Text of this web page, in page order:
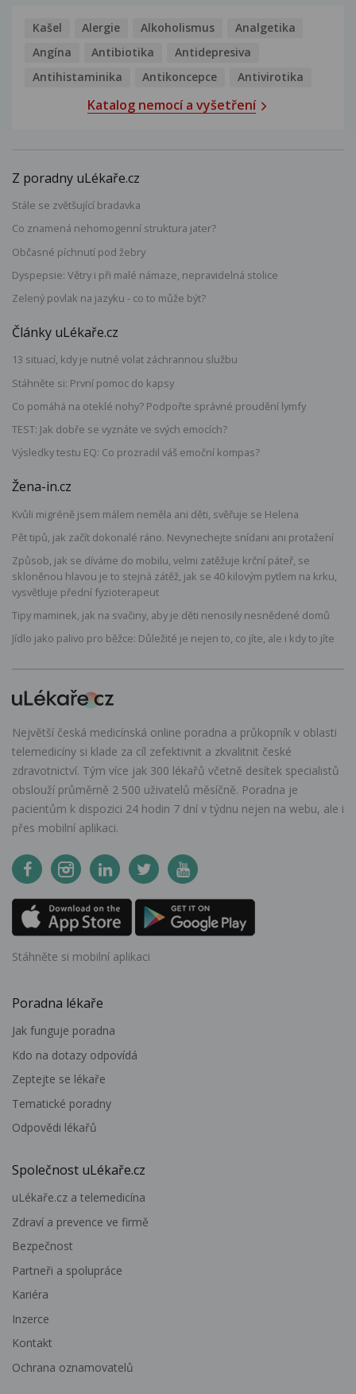
Kašel Alergie Alkoholismus
Analgetika
Angína
Antibiotika
Antidepresiva
Antihistaminika
Antikoncepce Antivirotika
Katalog nemocí a vyšetření
Z poradny uLékaře.cz
Stále se zvětšující bradavka
Co znamená nehomogenní struktura jater?
Občasné píchnutí pod žebry
Dyspepsie: Větry i při malé námaze, nepravidelná stolice
Zelený povlak na jazyku - co to může být?
Články uLékaře.cz
13 situací, kdy je nutné volat záchrannou službu
Stáhněte si: První pomoc do kapsy
Co pomáhá na oteklé nohy? Podpořte správné proudění lymfy
TEST: Jak dobře se vyznáte ve svých emocích?
Výsledky testu EQ: Co prozradil váš emoční kompas?
Žena-in.cz
Kvůli migréně jsem málem neměla ani děti, svěřuje se Helena
Pět tipů, jak začít dokonalé ráno. Nevynechejte snídani ani protažení
Způsob, jak se díváme do mobilu, velmi zatěžuje krční páteř, se
skloněnou hlavou je to stejná zátěž, jak se 40 kilovým pytlem na krku,
vysvětluje přední fyzioterapeut
Tipy maminek, jak na svačiny, aby je děti nenosily nesnědené domů
Jídlo jako palivo pro běžce: Důležité je nejen to, co jíte, ale i kdy to jíte
Největší česká medicínská online poradna a průkopník v oblasti
telemedicíny si klade za cíl zefektivnit a zkvalitnit české
zdravotnictví. Tým více jak 300 lékařů včetně desítek specialistů
obslouží průměrně 2 500 uživatelů měsíčně. Poradna je
pacientům k dispozici 24 hodin 7 dní v týdnu nejen na webu, ale i
přes mobilní aplikaci.
Stáhněte si mobilní aplikaci
Poradna lékaře
Jak funguje poradna
Kdo na dotazy odpovídá
Zeptejte se lékaře
Tematické poradny
Odpovědi lékařů
Společnost uLékaře.cz
uLékaře.cz a telemedicína
Zdraví a prevence ve firmě
Bezpečnost
Partneři a spolupráce
Kariéra
Inzerce
Kontakt
Ochrana oznamovatelů